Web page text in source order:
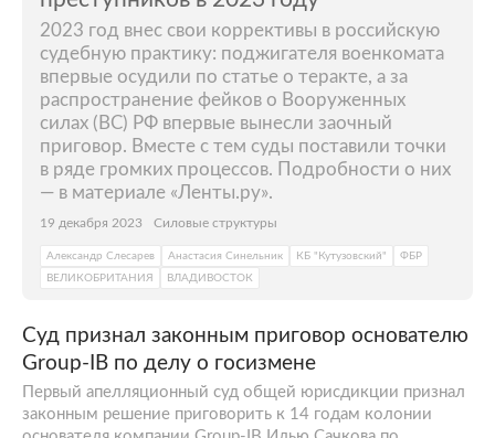
в вузе он прочитал книгу «Защита от
вторжений. Расследование компьютерных
преступлений». Из нее Илья
Константинович Сачков узнал о процессе
борьбы с хакерскими атаками вСША(для
Америки на тот момент это был уже
прибыльный бизнес) и понял, в какой
профессии четко видит свое будущее. Идея
заключалась в разработке решений по
кибербезопасности на основе данных,
инцидентов.
В 2003-м Сачкову пришла идея организовать
первую в России независимую научную
лабораторию по компьютерной
2023 год внес свои коррективы в российскую
судебную практику: поджигателя военкомата
впервые осудили по статье о теракте, а за
распространение фейков о Вооруженных
силах (ВС) РФ впервые вынесли заочный
приговор. Вместе с тем суды поставили точки
в ряде громких процессов. Подробности о них
— в материале «Ленты.ру».
19 декабря 2023 Силовые структуры
Александр Слесарев Анастасия Синельник КБ "Кутузовский"
ФБР
ВЕЛИКОБРИТАНИЯ
ВЛАДИВОСТОК
Суд признал законным приговор основателю
Group-IB по делу о госизмене
Первый апелляционный суд общей юрисдикции признал
законным решение приговорить к 14 годам колонии